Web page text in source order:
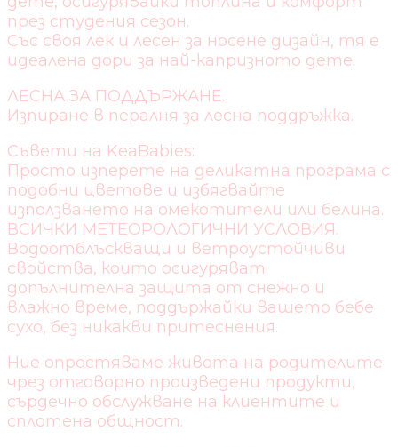
през студения сезон.
Със своя лек и лесен за носене дизайн, тя е
идеалена дори за най-капризното дете.
ЛЕСНА ЗА ПОДДЪРЖАНЕ.
Изпиране в пералня за лесна поддръжка.
Съвети на KeaBabies:
Просто изперете на деликатна програма с
подобни цветове и избягвайте
използването на омекотители или белина.
ВСИЧКИ МЕТЕОРОЛОГИЧНИ УСЛОВИЯ.
Водоотблъскващи и ветроустойчиви
свойства, които осигуряват
допълнителна защита от снежно и
влажно време, поддържайки вашето бебе
сухо, без никакви притеснения.
Ние опростяваме живота на родителите
чрез отговорно произведени продукти,
сърдечно обслужване на клиентите и
сплотена общност.